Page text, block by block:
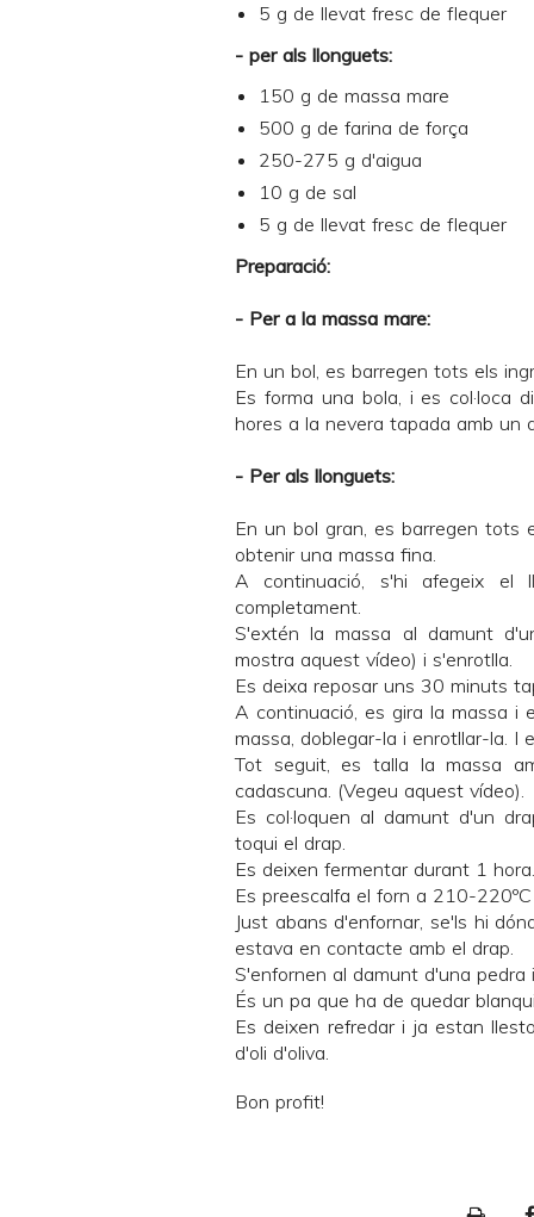
5 g de llevat fresc de flequer
- per als llonguets:
150 g de massa mare
500 g de farina de força
250-275 g d'aigua
10 g de sal
5 g de llevat fresc de flequer
Preparació:
- Per a la massa mare:
En un bol, es barregen tots els
Es forma una bola, i es col·loca
hores a la nevera tapada amb un
- Per als llonguets:
En un bol gran, es barregen tots
obtenir una massa fina.
A continuació, s'hi afegeix el
completament.
S'extén la massa al damunt
mostra aquest vídeo) i s'enrotlla.
Es deixa reposar uns 30 minuts
A continuació, es gira la massa i
massa, doblegar-la i enrotllar-la. I
Tot seguit, es talla la massa
cadascuna. (Vegeu aquest vídeo).
Es col·loquen al damunt d'un
toqui el drap.
Es deixen fermentar durant 1 hora.
Es preescalfa el forn a 210-
Just abans d'enfornar, se'ls hi
estava en contacte amb el drap.
S'enfornen al damunt d'una
És un pa que ha de quedar
Es deixen refredar i ja estan
d'oli d'oliva.
Bon profit!